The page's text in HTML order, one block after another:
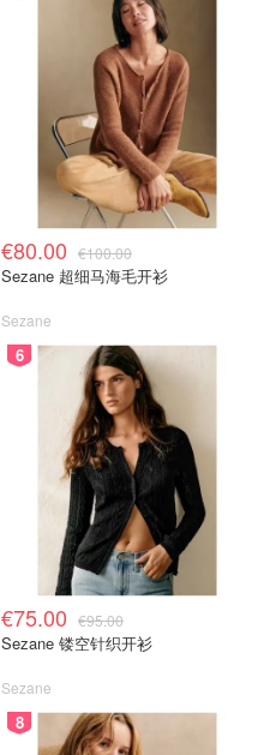
€80.00 €100.00
Sezane 超细马海毛开衫
Sezane
6
€75.00 €95.00
Sezane 镂空针织开衫
Sezane
8